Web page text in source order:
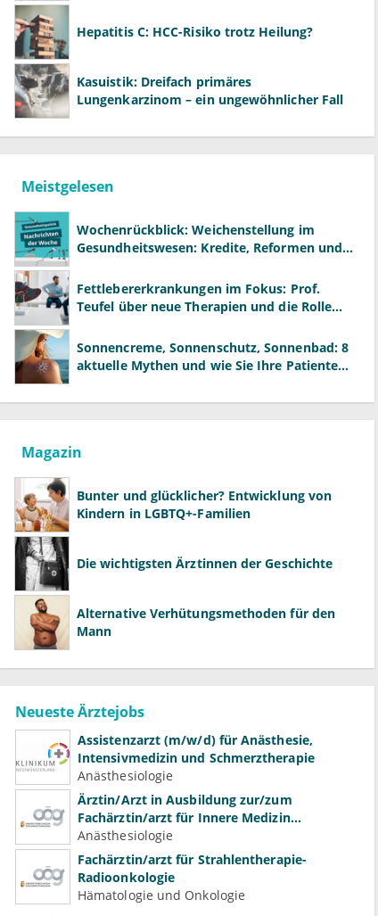
Hepatitis C: HCC-Risiko trotz Heilung?
Kasuistik: Dreifach primäres
Lungenkarzinom – ein ungewöhnlicher Fall
Meistgelesen
Wochenrückblick: Weichenstellung im
Gesundheitswesen: Kredite, Reformen und
Fettlebererkrankungen im Fokus: Prof.
Teufel über neue Therapien und die Rolle
Sonnencreme, Sonnenschutz, Sonnenbad: 8
aktuelle Mythen und wie Sie Ihre Patienten
Magazin
Bunter und glücklicher? Entwicklung von
Kindern in LGBTQ+-Familien
Die wichtigsten Ärztinnen der Geschichte
Alternative Verhütungsmethoden für den
Mann
Neueste Ärztejobs
Assistenzarzt (m/w/d) für Anästhesie,
Intensivmedizin und Schmerztherapie
Anästhesiologie
Ärztin/Arzt in Ausbildung zur/zum
Fachärztin/arzt für Innere Medizin
(Kardiologie, Nephrologie, Intensivmedizin)
Anästhesiologie
Fachärztin/arzt für Strahlentherapie-
Radioonkologie
Hämatologie und Onkologie